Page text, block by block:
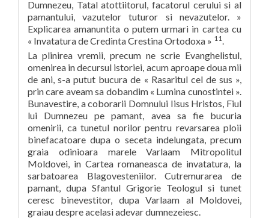
Dumnezeu, Tatal atottiitorul, facatorul cerului si al
pamantului, vazutelor tuturor si nevazutelor. »
Explicarea amanuntita o putem urmari in cartea cu
« Invatatura de Credinta Crestina Ortodoxa » 11 .
La plinirea vremii, precum ne scrie Evanghelistul,
omenirea in decursul istoriei, acum aproape doua mii
de ani, s-a putut bucura de « Rasaritul cel de sus »,
prin care aveam sa dobandim « Lumina cunostintei ».
Bunavestire, a coborarii Domnului Iisus Hristos, Fiul
lui Dumnezeu pe pamant, avea sa fie bucuria
omenirii, ca tunetul norilor pentru revarsarea ploii
binefacatoare dupa o seceta indelungata, precum
graia odinioara marele Varlaam Mitropolitul
Moldovei, in Cartea romaneasca de invatatura, la
sarbatoarea Blagovesteniilor. Cutremurarea de
pamant, dupa Sfantul Grigorie Teologul si tunet
ceresc binevestitor, dupa Varlaam al Moldovei,
graiau despre acelasi adevar dumnezeiesc.